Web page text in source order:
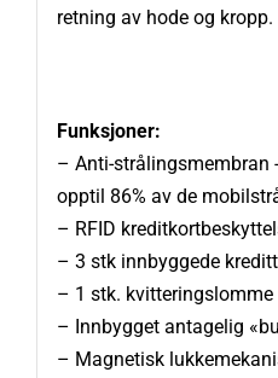
retning av hode og kropp.
Funksjoner:
– Anti-strålingsmembran
opptil 86% av de
– RFID
– 3 stk innbyggede
– 1 stk. kvitteringslomme
– Innbygget antagelig
– Magnetisk